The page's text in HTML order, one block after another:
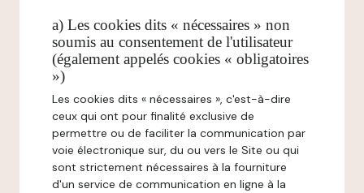
a) Les cookies dits « nécessaires » non
soumis au consentement de l'utilisateur
(également appelés cookies « obligatoires
»)
Les cookies dits « nécessaires », c'est-à-dire
ceux qui ont pour finalité exclusive de
permettre ou de faciliter la communication par
voie électronique sur, du ou vers le Site ou qui
sont strictement nécessaires à la fourniture
d'un service de communication en ligne à la